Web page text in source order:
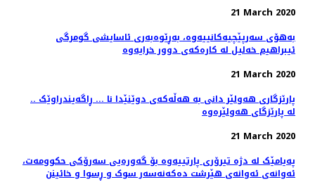
21 March 2020
بەهۆی سەرپێچیەکانییەوە، بەڕێوەبەری ئاسایشی گومرگی
ئیبراهیم خەلیل لە کارەکەی دوور خرایەوە
21 March 2020
.. پارێزگاری هەولێر دانی بە هەڵەکەی دوێنێدا نا ... ڕاگەیندراوێک
لە پارێزگای هەولێرەوە
21 March 2020
پەیامێک لە دژە تیرۆری پارتییەوە بۆ گەورەیی سەرۆکی حکوومەت،
ئەوانەی ئەوانەی هێرشت دەکەنەسەر سوک و ڕسوا و خائینن